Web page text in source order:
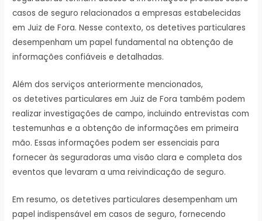
casos de seguro relacionados a empresas estabelecidas
em Juiz de Fora. Nesse contexto, os detetives particulares
desempenham um papel fundamental na obtenção de
informações confiáveis e detalhadas.
Além dos serviços anteriormente mencionados,
os detetives particulares em Juiz de Fora também podem
realizar investigações de campo, incluindo entrevistas com
testemunhas e a obtenção de informações em primeira
mão. Essas informações podem ser essenciais para
fornecer às seguradoras uma visão clara e completa dos
eventos que levaram a uma reivindicação de seguro.
Em resumo, os detetives particulares desempenham um
papel indispensável em casos de seguro, fornecendo